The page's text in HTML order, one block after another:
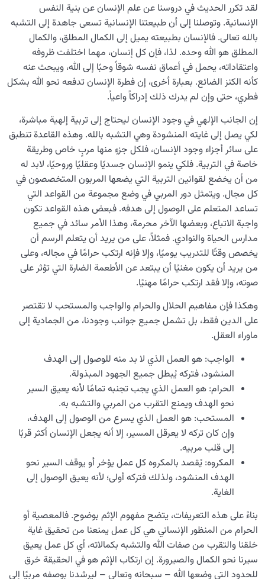
لقد تكرر الحديث في دروسنا عن علم الإنسان عن بنية النفس
الإنسانية. وتوصلنا إلى أن طبيعتنا الإنسانية تسعى جاهدة إلى التشبه
بالله تعالى. فالإنسان بطبيعته يميل إلى الكمال المطلق، والكمال
المطلق هو الله وحده. لذا، فإن كل إنسان، مهما اختلفت ظروفه
واعتقاداته، يحمل في أعماق نفسه شوقاً وحبًا إلى الله، ويبحث عنه
كأنه الكنز الضائع. بعبارة أخرى، إن فطرة الإنسان تدفعه نحو الله بشكل
فطري، حتى وإن لم يدرك ذلك إدراكاً واعياً.
إن الجانب الإلهي في وجود الإنسان ليحتاج إلى تربية إلهية مباشرة،
لكي يصل إلى غايته المنشودة وهي التشبه بالله. وهذه القاعدة تنطبق
على سائر أجزاء وجود الإنسان، فلكل جزءٍ منها مربٍ خاص وطريقة
خاصة في التربية. فلكي ينمو الإنسان جسديًا وعقليًا وروحيًا، لابد له
من أن يخضع لقوانين التربية التي يضعها المربون المتخصصون في
كل مجال. ويتمثل دور المربي في وضع مجموعة من القواعد التي
تساعد المتعلم على الوصول إلى هدفه. فبعض هذه القواعد تكون
واجبة الاتباع، وبعضها الآخر محرمة، وهذا الأمر سائد في جميع
مدارس الحياة والنوادي. فمثلاً، على من يريد أن يتعلم الرسم أن
يخصص وقتًا للتدريب يوميًا، وإلا فإنه ارتكب حرامًا في مجاله، وعلى
من يريد أن يكون مغنيًا أن يبتعد عن الأطعمة الضارة التي تؤثر على
صوته، وإلا فقد ارتكب حرامًا مهنيًا.
وهكذا فإن مفاهيم الحلال والحرام والواجب والمستحب لا تقتصر
على الدين فقط، بل تشمل جميع جوانب وجودنا، من الجمادية إلى
ماوراء العقل.
الواجب: هو العمل الذي لا بد منه للوصول إلى الهدف
المنشود، فتركه يُبطل جميع الجهود المبذولة.
الحرام: هو العمل الذي يجب تجنبه تمامًا لأنه يعيق السير
نحو الهدف ويمنع التقرب من المربي والتشبه به.
المستحب: هو العمل الذي يسرع من الوصول إلى الهدف،
وإن كان تركه لا يعرقل المسير، إلا أنه یجعل الإنسان أكثر قربًا
إلى قلب مربیه.
المکروه: يُقصد بالمكروه كل عمل يؤخر أو يوقف السير نحو
الهدف المنشود، ولذلك فتركه أولى؛ لأنه يعيق الوصول إلى
الغاية.
بناءً على هذه التعريفات، يتضح مفهوم الإثم بوضوح. فالمعصیة أو
الحرام من المنظور الإنساني هي كل عمل يمنعنا من تحقيق غاية
خلقنا والتقرب من صفات الله والتشبه بکمالاته، أي كل عمل يعيق
سيرنا نحو الكمال والصیرورة. إن ارتكاب الإثم هو في الحقيقة خرق
للحدود التي وضعها الله – سبحانه وتعالى – ليرشدنا بوصفه مربیًا إلى